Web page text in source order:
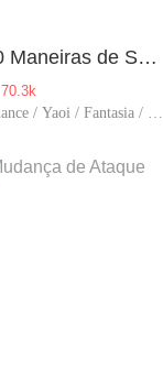
100 Maneiras de Seduzir o Vilão
70.3k
Romance / Yaoi / Fantasia / História / Comédia / BL / Doce / Reencarnação